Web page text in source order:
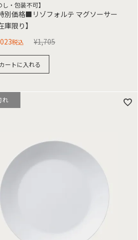
し・包装不可】
別価格■リゾフォルテ マグソーサー
庫限り】
¥1,705
税込
カートに入れる
れ